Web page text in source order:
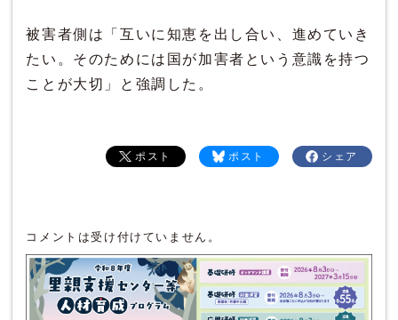
被害者側は「互いに知恵を出し合い、進めていき
たい。そのためには国が加害者という意識を持つ
ことが大切」と強調した。
シェア
ポスト
ポスト
コメントは受け付けていません。